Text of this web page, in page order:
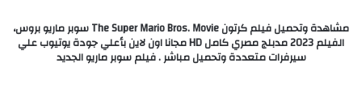
مشاهدة وتحميل فيلم كرتون The Super Mario Bros. Movie سوبر ماريو بروس،
الفيلم 2023 مدبلج مصري كامل HD مجانا اون لاين بأعلي جودة يوتيوب علي
سيرفرات متعددة وتحميل مباشر . فيلم سوبر ماريو الجديد